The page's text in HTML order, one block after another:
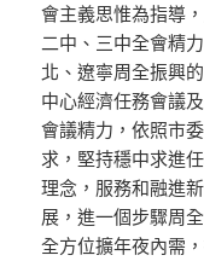
會主義思惟為指導
二中、三中全會精
北、遼寧周全振興
中心經濟任務會議
會議精力，依照市
求，堅持穩中求進
理念，服務和融進
展，進一個步驟周
全方位擴年夜內需